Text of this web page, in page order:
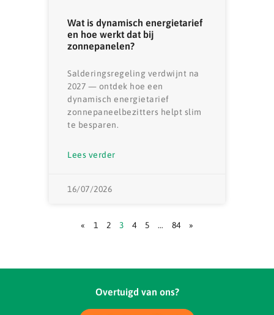
Wat is dynamisch energietarief
en hoe werkt dat bij
zonnepanelen?
Salderingsregeling verdwijnt na
2027 — ontdek hoe een
dynamisch energietarief
zonnepaneelbezitters helpt slim
te besparen.
Lees verder
16/07/2026
« 1 2 3 4 5 … 84 »
Overtuigd van ons?